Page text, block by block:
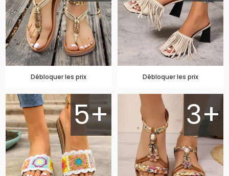
Débloquer les prix Débloquer les prix
5+ 3+